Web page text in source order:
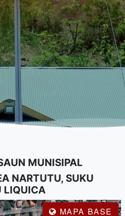
MUNISIPAL
NARTUTU, SUKU
LIQUICA
MAPA BASE